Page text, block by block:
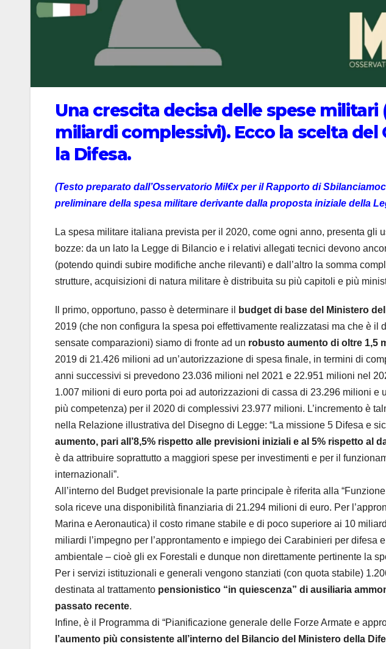
Una crescita decisa delle spese militari
miliardi complessivi). Ecco la scelta del
la Difesa.
(Testo preparato dall’Osservatorio Mil€x per il Rapporto di
preliminare della spesa militare derivante dalla proposta iniziale della
La spesa militare italiana prevista per il 2020, come ogni anno, presenta gli
bozze: da un lato la Legge di Bilancio e i relativi allegati tecnici devono
(potendo quindi subire modifiche anche rilevanti) e dall’altro la somma
strutture, acquisizioni di natura militare è distribuita su più capitoli e più
Il primo, opportuno, passo è determinare il budget di base del Ministero
2019 (che non configura la spesa poi effettivamente realizzatasi ma che è il
sensate comparazioni) siamo di fronte ad un robusto aumento di oltre 1,5
2019 di 21.426 milioni ad un’autorizzazione di spesa finale, in termini di
anni successivi si prevedono 23.036 milioni nel 2021 e 22.951 milioni nel
1.007 milioni di euro porta poi ad autorizzazioni di cassa di 23.296 milioni e
più competenza) per il 2020 di complessivi 23.977 milioni. L’incremento è
nella Relazione illustrativa del Disegno di Legge: “La missione 5 Difesa e
aumento, pari all’8,5% rispetto alle previsioni iniziali e al 5% rispetto al
è da attribuire soprattutto a maggiori spese per investimenti e per il
internazionali”.
All’interno del Budget previsionale la parte principale è riferita alla
sola riceve una disponibilità finanziaria di 21.294 milioni di euro. Per
Marina e Aeronautica) il costo rimane stabile e di poco superiore ai 10
miliardi l’impegno per l’approntamento e impiego dei Carabinieri per difesa
ambientale – cioè gli ex Forestali e dunque non direttamente pertinente la
Per i servizi istituzionali e generali vengono stanziati (con quota stabile)
destinata al trattamento pensionistico “in quiescenza” di ausiliaria
passato recente.
Infine, è il Programma di “Pianificazione generale delle Forze Armate e
l’aumento più consistente all’interno del Bilancio del Ministero della